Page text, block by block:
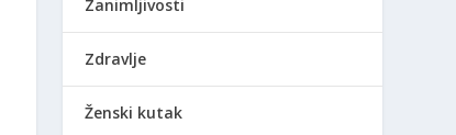
Zanimljivosti
Zdravlje
Ženski kutak